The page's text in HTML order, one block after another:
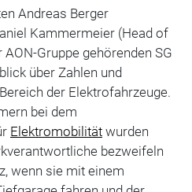
Andreas Berger
Kammermeier (Head of
AON-Gruppe gehörenden SG
über Zahlen und
der Elektrofahrzeuge.
bei dem
Elektromobilitätwurden
bezweifeln
wenn sie mit einem